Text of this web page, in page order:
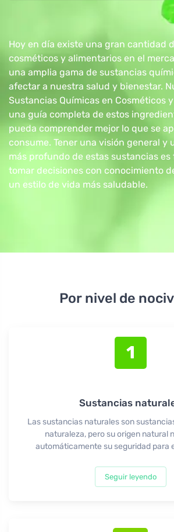
Hoy en día existe una gran cantidad
cosméticos y alimentarios en el
una amplia gama de sustancias
afectar a nuestra salud y bienestar.
Sustancias Químicas en Cosméticos
una guía completa de estos
pueda comprender mejor lo que se
consume. Tener una visión general y
más profundo de estas sustancias
tomar decisiones con conocimiento
un estilo de vida más saludable.
Por nivel de
1
Sustancias
Las sustancias naturales son
naturaleza, pero su origen natural
automáticamente su seguridad para
Seguir leyendo